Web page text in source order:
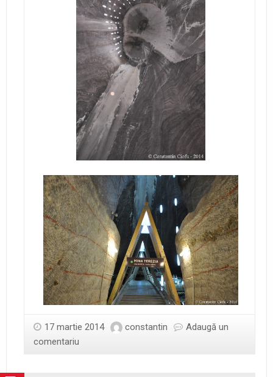
17 martie 2014 constantin
Adaugă un
comentariu